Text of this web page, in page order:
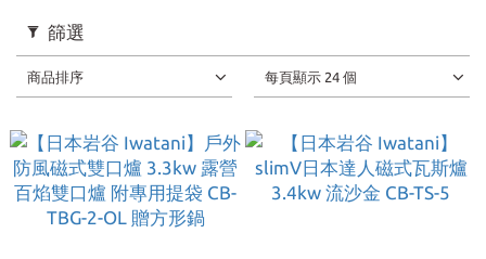
篩選
商品排序 每頁顯示 24 個